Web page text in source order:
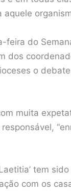
aquele
do
dos
o
muita
tem
com os